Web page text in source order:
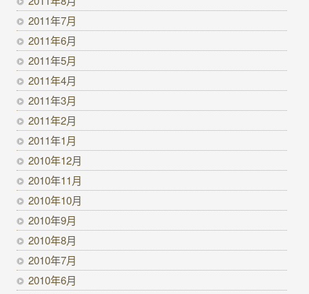
2011年7月
2011年6月
2011年5月
2011年4月
2011年3月
2011年2月
2011年1月
2010年12月
2010年11月
2010年10月
2010年9月
2010年8月
2010年7月
2010年6月